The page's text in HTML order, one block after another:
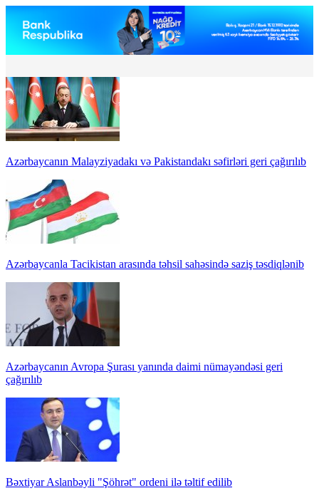
Azərbaycanın Malayziyadakı və Pakistandakı səfirləri geri çağırılıb
Azərbaycanla Tacikistan arasında təhsil sahəsində saziş təsdiqlənib
Azərbaycanın Avropa Şurası yanında daimi nümayəndəsi geri
çağırılıb
Bəxtiyar Aslanbəyli "Şöhrət" ordeni ilə təltif edilib